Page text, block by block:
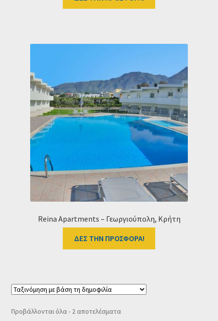
Reina Apartments – Γεωργιούπολη, Κρήτη
ΔΕΣ ΤΗΝ ΠΡΟΣΦΟΡΑ!
Προβάλλονται όλα - 2 αποτελέσματαSorted